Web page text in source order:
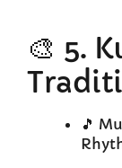
🎨 5.
🎵